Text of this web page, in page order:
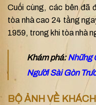
Cuối cùng, các bên đã
tòa nhà cao 24 tầng
1959, trong khi tòa nhà
Khám phá:Những
Người Sài Gòn
BỘ ẢNH VỀ